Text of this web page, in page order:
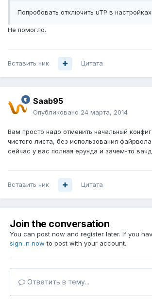
Попробовать отключить uTP в
Не помогло.
Вставить ник Цитата
Saab95
Опубликовано 24 марта, 2014
Вам просто надо отменить начальный
чистого листа, без использования
сейчас у вас полная ерунда и зачем-то
Вставить ник Цитата
Join the conversation
You can post now and register later. If you
sign in now to post with your account.
Ответить в тему...